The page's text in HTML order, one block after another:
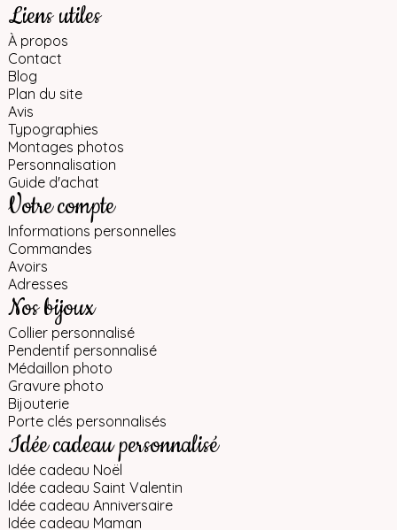
Liens utiles
À propos
Contact
Blog
Plan du site
Avis
Typographies
Montages photos
Personnalisation
Guide d'achat
Votre compte
Informations personnelles
Commandes
Avoirs
Adresses
Nos bijoux
Collier personnalisé
Pendentif personnalisé
Médaillon photo
Gravure photo
Bijouterie
Porte clés personnalisés
Idée cadeau personnalisé
Idée cadeau Noël
Idée cadeau Saint Valentin
Idée cadeau Anniversaire
Idée cadeau Maman